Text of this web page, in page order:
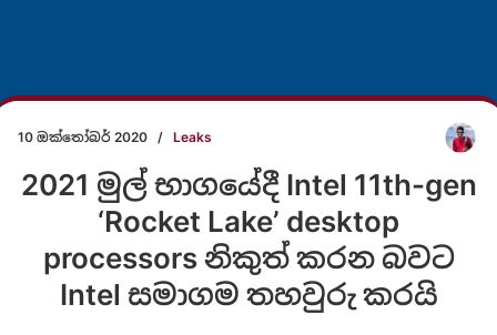
10 ඔක්තෝබර් 2020 / Leaks
2021 මුල් භාගයේදී Intel 11th-gen
‘Rocket Lake’ desktop
processors නිකුත් කරන බවට
Intel සමාගම තහවුරු කරයි